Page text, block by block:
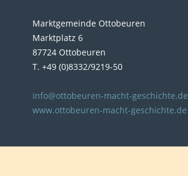
Marktgemeinde Ottobeuren
Marktplatz 6
87724 Ottobeuren
T. +49 (0)8332/9219-50
info@ottobeuren-macht-geschichte.de
www.ottobeuren-macht-geschichte.de